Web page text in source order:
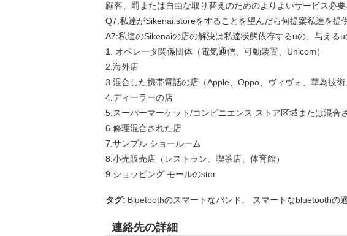
顧客、罰または自由な取り替えのためのよりよいサービス必要
Q7:私達がSikenai.storeをすることを望んだら何提案私達を提
A7:私達のSikenaiの店の解決は私達状態依存するuの、与えるu
1. オペレータ関係団体（電気通信、可動装置、Unicom）
2.海外店
3.混合した携帯電話の店（Apple、Oppo、ヴィヴォ、華為技術
4.ディーラーの店
5.スーパーマーケット/コンビニエンス ストア区域または混合
6.修理混合された店
7.サンプル ショールーム
8.小売販売店（レストラン、喫茶店、体育館）
9.ショッピング モールのstor
タグ: Bluetoothのスマートなバンド, スマートなbluetoothの
連絡先の詳細